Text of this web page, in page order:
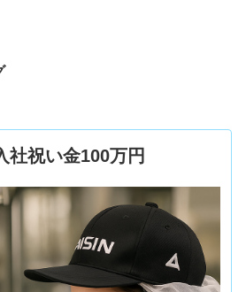
社祝い金100万円